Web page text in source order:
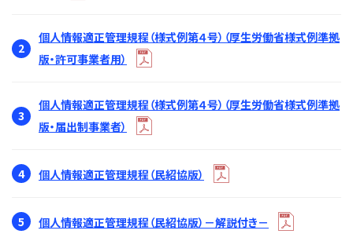
2
個人情報適正管理規程（様式例第４号）（厚生労働省様式例準拠
版・許可事業者用）
3
個人情報適正管理規程（様式例第４号）（厚生労働省様式例準拠
版・届出制事業者）
4 個人情報適正管理規程（民紹協版）
5 個人情報適正管理規程（民紹協版）－解説付き－